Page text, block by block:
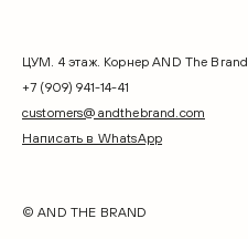
ЦУМ. 4 этаж. Корнер AND The Brand
+7 (909) 941-14-41
customers@andthebrand.com
Написать в WhatsApp
© AND THE BRAND